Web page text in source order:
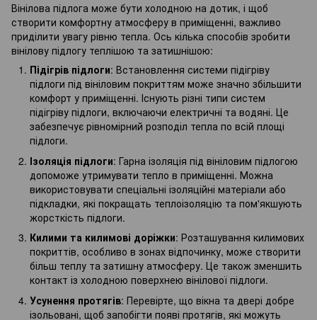
Вінілова підлога може бути холодною на дотик, і щоб
створити комфортну атмосферу в приміщенні, важливо
приділити увагу рівню тепла. Ось кілька способів зробити
вінілову підлогу теплішою та затишнішою:
Підігрів підлоги: Встановлення системи підігріву
підлоги під вініловим покриттям може значно збільшити
комфорт у приміщенні. Існують різні типи систем
підігріву підлоги, включаючи електричні та водяні. Це
забезпечує рівномірний розподіл тепла по всій площі
підлоги.
Ізоляція підлоги: Гарна ізоляція під вініловим підлогою
допоможе утримувати тепло в приміщенні. Можна
використовувати спеціальні ізоляційні матеріали або
підкладки, які покращать теплоізоляцію та пом'якшують
жорсткість підлоги.
Килими та килимові доріжки: Розташування килимових
покриттів, особливо в зонах відпочинку, може створити
більш теплу та затишну атмосферу. Це також зменшить
контакт із холодною поверхнею вінілової підлоги.
Усунення протягів: Перевірте, що вікна та двері добре
ізольовані, щоб запобігти появі протягів, які можуть